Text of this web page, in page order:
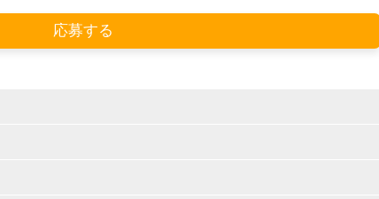
応募する